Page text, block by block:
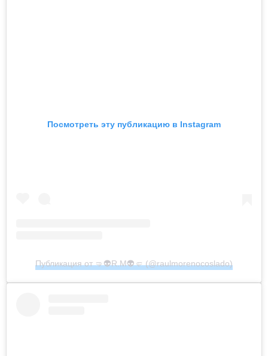
Посмотреть эту публикацию в Instagram
Публикация от 🤜👽R.M👽🤛 (@raulmorenocoslado)